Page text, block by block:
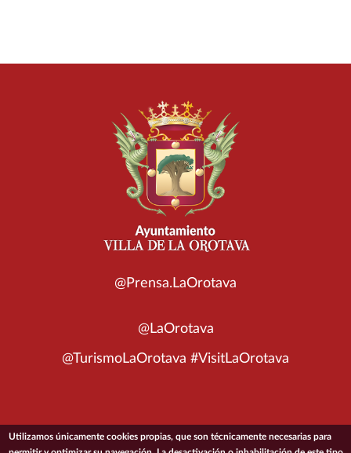
@Prensa.LaOrotava
@LaOrotava
@TurismoLaOrotava #VisitLaOrotava
© 2026 Ayuntamiento de la Villa de La Orotava
Utilizamos únicamente cookies propias, que son técnicamente necesarias para